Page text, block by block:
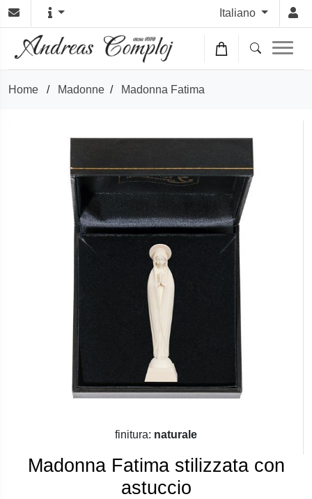
Italiano
Home / Madonne / Madonna Fatima
finitura: naturale
Madonna Fatima stilizzata con
astuccio